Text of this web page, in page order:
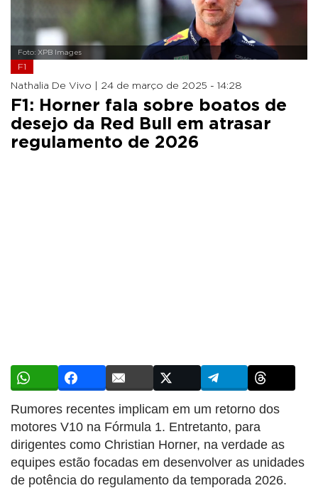
Foto: XPB Images
F1
Nathalia De Vivo | 24 de março de 2025 - 14:28
F1: Horner fala sobre boatos de
desejo da Red Bull em atrasar
regulamento de 2026
Rumores recentes implicam em um retorno dos
motores V10 na Fórmula 1. Entretanto, para
dirigentes como Christian Horner, na verdade as
equipes estão focadas em desenvolver as unidades
de potência do regulamento da temporada 2026.